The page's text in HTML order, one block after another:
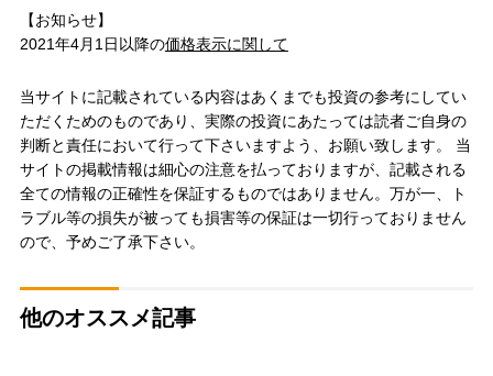
【お知らせ】
2021年4月1日以降の価格表示に関して
当サイトに記載されている内容はあくまでも投資の参考にしてい
ただくためのものであり、実際の投資にあたっては読者ご自身の
判断と責任において行って下さいますよう、お願い致します。 当
サイトの掲載情報は細心の注意を払っておりますが、記載される
全ての情報の正確性を保証するものではありません。万が一、ト
ラブル等の損失が被っても損害等の保証は一切行っておりません
ので、予めご了承下さい。
他のオススメ記事